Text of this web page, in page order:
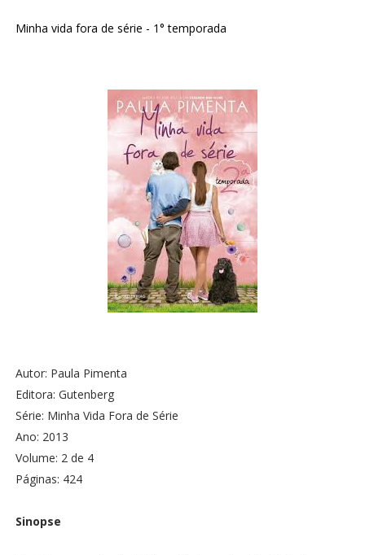
Minha vida fora de série - 1° temporada
Autor: Paula Pimenta
Editora: Gutenberg
Série: Minha Vida Fora de Série
Ano: 2013
Volume: 2 de 4
Páginas: 424
Sinopse